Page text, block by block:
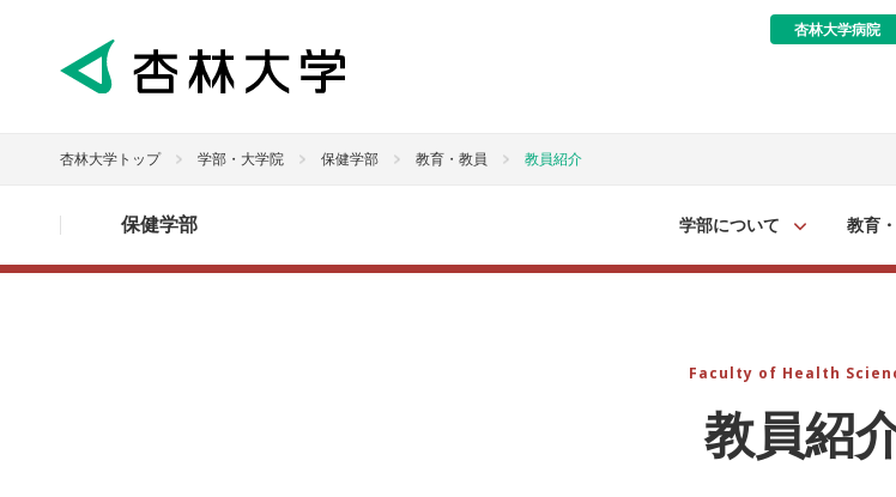
杏林大学病院
杏林大学トップ 学部・大学院 保健学部 教育・教員 教員紹介
保健学部 学部について 教育
Faculty of Health
教員紹